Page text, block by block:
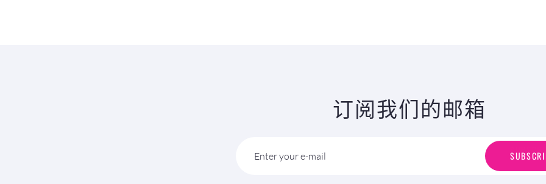
订阅我们的邮箱
Enter your e-mail SUBSCRI